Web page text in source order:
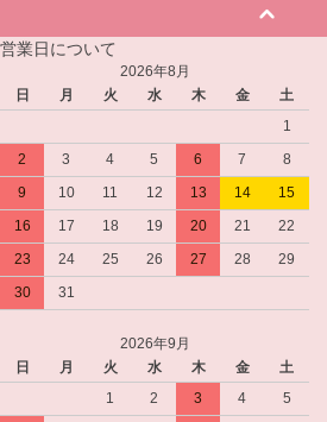
営業日について
2026年8月
日
月 火 水 木 金
土
1
2
3 4 5 6 7
8
9
10 11 12 13 14
15
16
17 18 19 20 21
22
23
24 25 26 27 28
29
30
31
2026年9月
日
月 火 水 木 金
土
1
2 3 4
5